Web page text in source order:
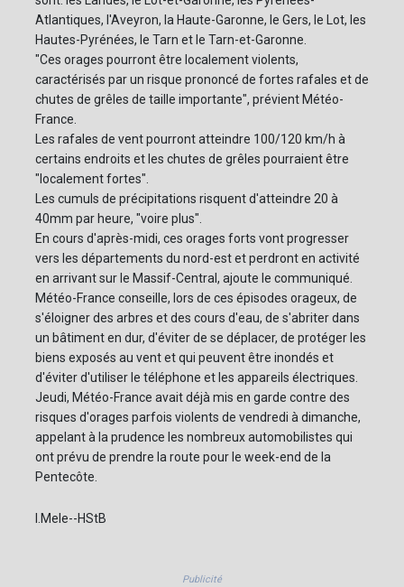
Atlantiques, l'Aveyron, la Haute-Garonne, le Gers, le Lot, les
Hautes-Pyrénées, le Tarn et le Tarn-et-Garonne.
"Ces orages pourront être localement violents,
caractérisés par un risque prononcé de fortes rafales et de
chutes de grêles de taille importante", prévient Météo-
France.
Les rafales de vent pourront atteindre 100/120 km/h à
certains endroits et les chutes de grêles pourraient être
"localement fortes".
Les cumuls de précipitations risquent d'atteindre 20 à
40mm par heure, "voire plus".
En cours d'après-midi, ces orages forts vont progresser
vers les départements du nord-est et perdront en activité
en arrivant sur le Massif-Central, ajoute le communiqué.
Météo-France conseille, lors de ces épisodes orageux, de
s'éloigner des arbres et des cours d'eau, de s'abriter dans
un bâtiment en dur, d'éviter de se déplacer, de protéger les
biens exposés au vent et qui peuvent être inondés et
d'éviter d'utiliser le téléphone et les appareils électriques.
Jeudi, Météo-France avait déjà mis en garde contre des
risques d'orages parfois violents de vendredi à dimanche,
appelant à la prudence les nombreux automobilistes qui
ont prévu de prendre la route pour le week-end de la
Pentecôte.
I.Mele--HStB
Publicité